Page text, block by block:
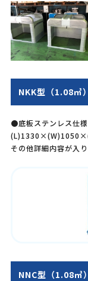
NKK型（1.08㎥）
●底板ステンレス仕様
その他詳細内容が入り
NNC型（1.08㎥）